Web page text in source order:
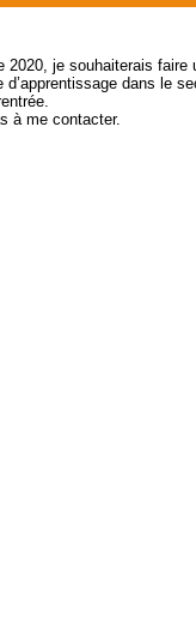
je souhaiterais faire
dans le
à me contacter.